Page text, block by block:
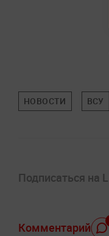
НОВОСТИ ВСУ
Подписаться на
Комментарий